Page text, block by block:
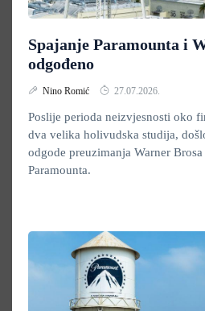
Spajanje Paramounta i
odgođeno
Nino Romić 27.07.2026.
Poslije perioda neizvjesnosti oko
dva velika holivudska studija,
odgode preuzimanja Warner Brosa
Paramounta.